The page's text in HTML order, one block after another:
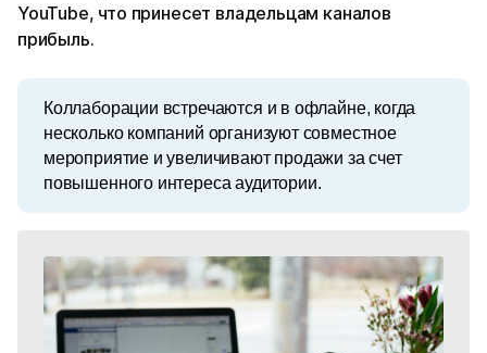
YouTube, что принесет владельцам каналов
прибыль.
Коллаборации встречаются и в офлайне, когда
несколько компаний организуют совместное
мероприятие и увеличивают продажи за счет
повышенного интереса аудитории.